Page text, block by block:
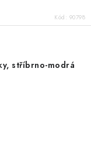
Kód: 90798
stříbrno-modrá